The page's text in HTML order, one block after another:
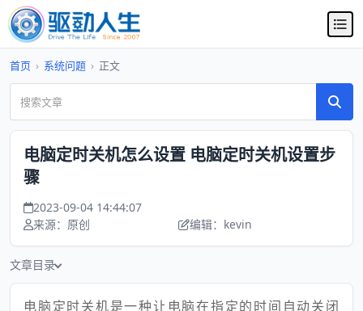
首页 › 系统问题 › 正文
电脑定时关机怎么设置 电脑定时关机设置步
骤
2023-09-04 14:44:07
来源：原创
编辑：kevin
文章目录
电脑定时关机是一种让电脑在指定的时间自动关闭